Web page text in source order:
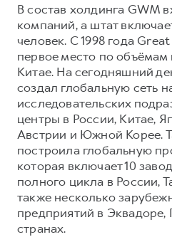
В состав холдинга GWM
компаний, а штат
человек. С 1998 года
первое место по
Китае. На сегодняшний
создал глобальную сеть
исследовательских
центры в России, Китае,
Австрии и Южной Корее.
построила глобальную
которая включает 10
полного цикла в России,
также несколько
предприятий в Эквадоре,
странах.